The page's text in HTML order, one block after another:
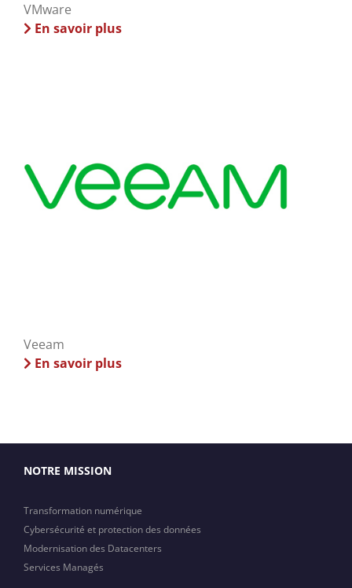
VMware
En savoir plus
Veeam
En savoir plus
NOTRE MISSION
Transformation numérique
Cybersécurité et protection des données
Modernisation des Datacenters
Services Managés